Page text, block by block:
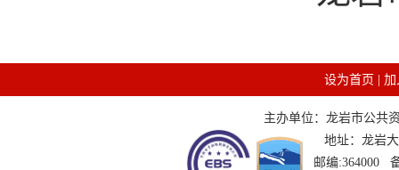
设为首页 加
主办单位：龙岩市公共
地址：龙岩
邮编:364000